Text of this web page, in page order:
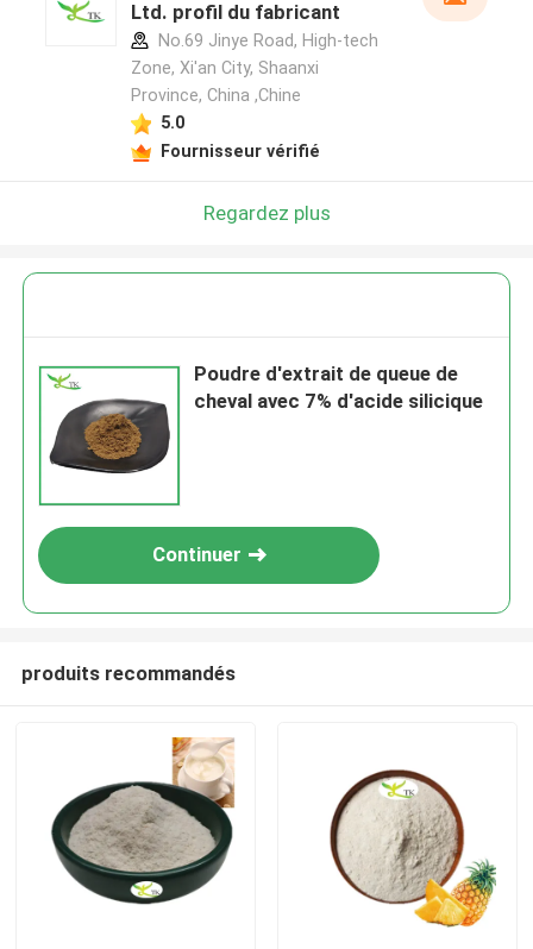
Ltd. profil du fabricant
No.69 Jinye Road, High-tech
Zone, Xi'an City, Shaanxi
Province, China ,Chine
5.0
Fournisseur vérifié
Regardez plus
Poudre d'extrait de queue de
cheval avec 7% d'acide silicique
Continuer
produits recommandés